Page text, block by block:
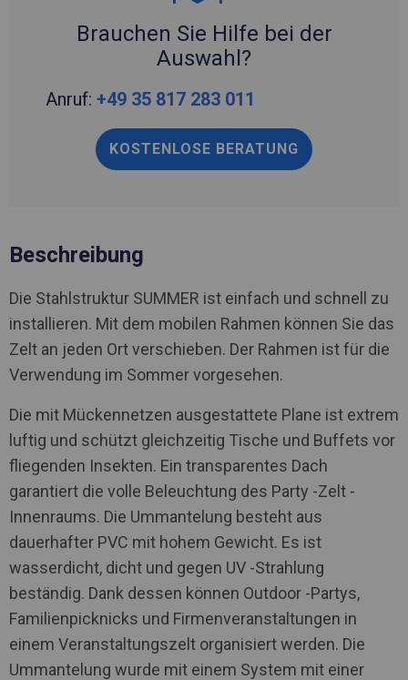
Brauchen Sie Hilfe bei der
Auswahl?
Anruf: +49 35 817 283 011
KOSTENLOSE BERATUNG
Beschreibung
Die Stahlstruktur SUMMER ist einfach und schnell zu
installieren. Mit dem mobilen Rahmen können Sie das
Zelt an jeden Ort verschieben. Der Rahmen ist für die
Verwendung im Sommer vorgesehen.
Die mit Mückennetzen ausgestattete Plane ist extrem
luftig und schützt gleichzeitig Tische und Buffets vor
fliegenden Insekten. Ein transparentes Dach
garantiert die volle Beleuchtung des Party -Zelt -
Innenraums. Die Ummantelung besteht aus
dauerhafter PVC mit hohem Gewicht. Es ist
wasserdicht, dicht und gegen UV -Strahlung
beständig. Dank dessen können Outdoor -Partys,
Familienpicknicks und Firmenveranstaltungen in
einem Veranstaltungszelt organisiert werden. Die
Ummantelung wurde mit einem System mit einer